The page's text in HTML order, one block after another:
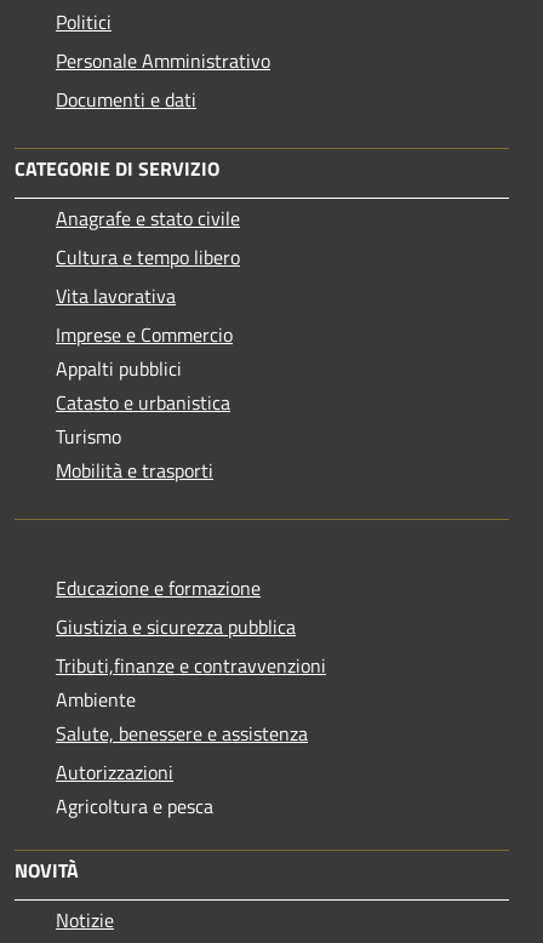
Politici
Personale Amministrativo
Documenti e dati
CATEGORIE DI SERVIZIO
Anagrafe e stato civile
Cultura e tempo libero
Vita lavorativa
Imprese e Commercio
Appalti pubblici
Catasto e urbanistica
Turismo
Mobilità e trasporti
Educazione e formazione
Giustizia e sicurezza pubblica
Tributi,finanze e contravvenzioni
Ambiente
Salute, benessere e assistenza
Autorizzazioni
Agricoltura e pesca
NOVITÀ
Notizie